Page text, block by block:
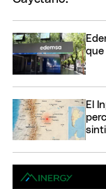
que
El